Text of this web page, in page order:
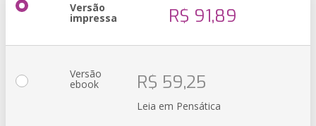
Versão
impressa R$ 91,89
Versão
ebook R$ 59,25
Leia em Pensática